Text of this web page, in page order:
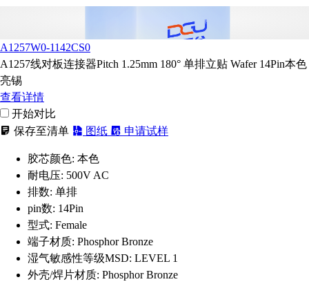
A1257W0-1142CS0
A1257线对板连接器Pitch 1.25mm 180° 单排立贴 Wafer 14Pin本色
亮锡
查看详情
开始对比
保存至清单
图纸 申请试样
胶芯颜色: 本色
耐电压: 500V AC
排数: 单排
pin数: 14Pin
型式: Female
端子材质: Phosphor Bronze
湿气敏感性等级MSD: LEVEL 1
外壳/焊片材质: Phosphor Bronze